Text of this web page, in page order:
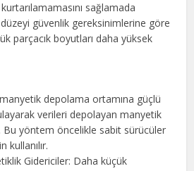
sağlamada
güvenlik gereksinimlerine göre
parçacık boyutları daha yüksek
depolama ortamına güçlü
verileri depolayan manyetik
Bu yöntem öncelikle sabit sürücüler
kullanılır.
Gidericiler: Daha küçük